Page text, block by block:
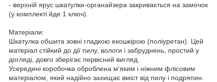
- верхній ярус шкатулки-органайзера закривається на замочок
(у комплекті йде 1 ключ).
Матеріали:
Шкатулка обшита зовні гладкою екошкірою (поліуретан). Цей
матеріал стійкий до дії пилу, вологи і забруднень, простий у
догляді, довго зберігає первісний вигляд.
Усередині коробочка оброблена м'яким і ніжним флісовим
матеріалом, який надійно захищає вміст від пилу і подряпин.